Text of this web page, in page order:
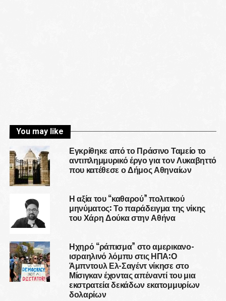
You may like
Εγκρίθηκε από το Πράσινο Ταμείο το
αντιπλημμυρικό έργο για τον Λυκαβηττό
που κατέθεσε ο Δήμος Αθηναίων
Η αξία του “καθαρού” πολιτικού
μηνύματος: Το παράδειγμα της νίκης
του Χάρη Δούκα στην Αθήνα
Ηχηρό “ράπισμα” στο αμερικανο-
ισραηλινό λόμπυ στις ΗΠΑ:Ο
Άμπντουλ Ελ-Σαγέντ νίκησε στο
Μίσιγκαν έχοντας απέναντί του μια
εκστρατεία δεκάδων εκατομμυρίων
δολαρίων